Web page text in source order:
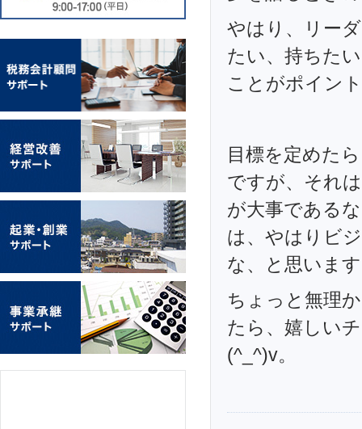
やはり、リー
たい、持ちた
ことがポイン
目標を定めた
ですが、それ
が大事である
は、やはりビ
な、と思いま
ちょっと無理
たら、嬉しい
(^_^)v。